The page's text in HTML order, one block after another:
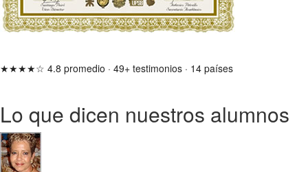
★★★★☆ 4.8 promedio · 49+ testimonios · 14 países
Lo que dicen nuestros alumnos